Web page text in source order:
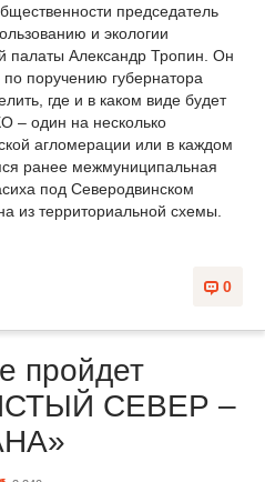
председатель
и экологии
палаты Александр Тропин. Он
поручению губернатора
где и в каком виде будет
– один на несколько
агломерации или в каждом
ранее межмуниципальная
под Северодвинском
из территориальной схемы.
0
пройдет
СЕВЕР –